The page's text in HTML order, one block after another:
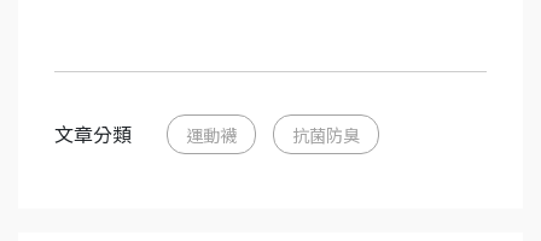
文章分類 運動襪 抗菌防臭